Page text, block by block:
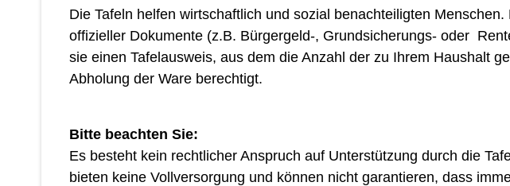
Die Tafeln helfen wirtschaftlich und sozial benachteiligten
offizieller Dokumente (z.B. Bürgergeld-, Grundsicherungs- oder
sie einen Tafelausweis, aus dem die Anzahl der zu Ihrem Haushalt
Abholung der Ware berechtigt.
Bitte beachten Sie:
Es besteht kein rechtlicher Anspruch auf Unterstützung durch die
bieten keine Vollversorgung und können nicht garantieren, dass